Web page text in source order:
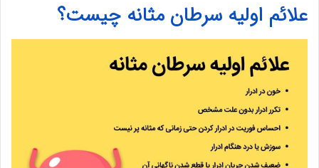
علائم اولیه سرطان مثانه چیست؟